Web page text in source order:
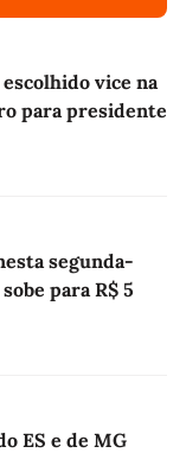
vice na
para presidente
segunda-
para R$ 5
ES e de MG